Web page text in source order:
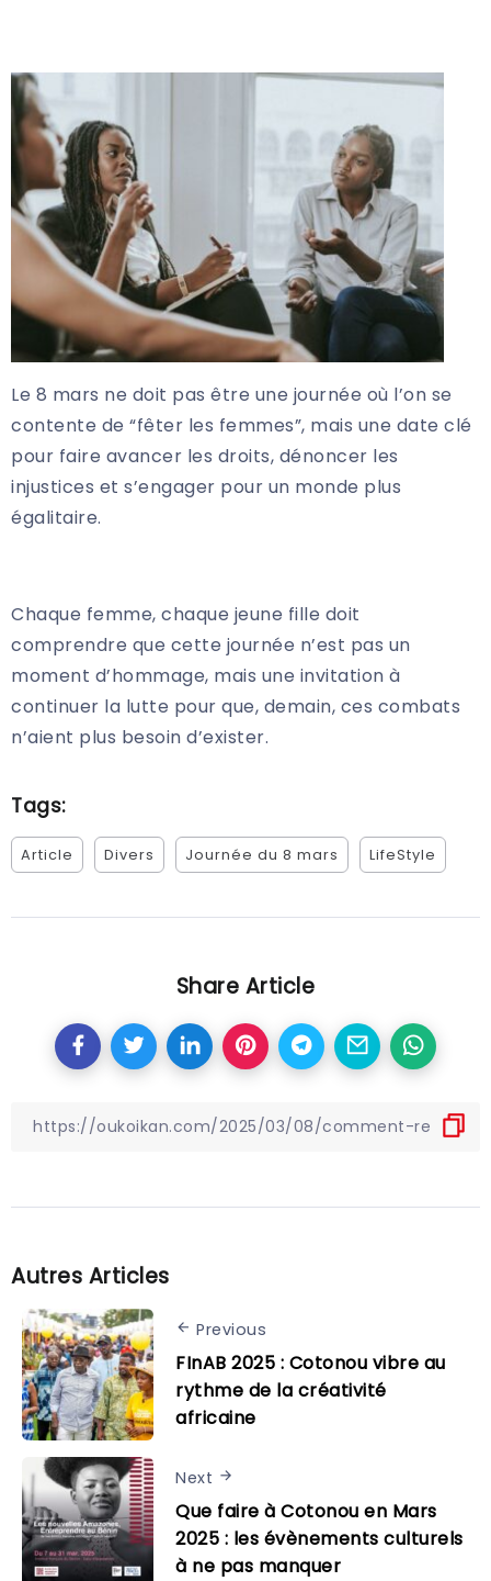
Le 8 mars ne doit pas être une journée où l’on se
contente de “fêter les femmes”, mais une date clé
pour faire avancer les droits, dénoncer les
injustices et s’engager pour un monde plus
égalitaire.
Chaque femme, chaque jeune fille doit
comprendre que cette journée n’est pas un
moment d’hommage, mais une invitation à
continuer la lutte pour que, demain, ces combats
n’aient plus besoin d’exister.
Tags:
Article Divers Journée du 8 mars LifeStyle
Share Article
Autres Articles
Previous
FInAB 2025 : Cotonou vibre au
rythme de la créativité
africaine
Next
Que faire à Cotonou en Mars
2025 : les évènements culturels
à ne pas manquer